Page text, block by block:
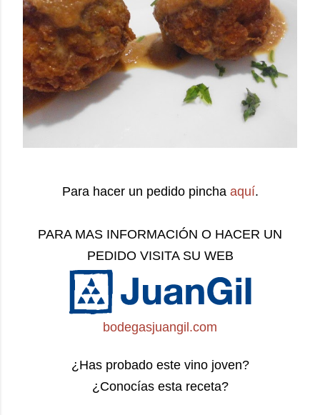
Para hacer un pedido pincha aquí.
PARA MAS INFORMACIÓN O HACER UN
PEDIDO VISITA SU WEB
bodegasjuangil.com
¿Has probado este vino joven?
¿Conocías esta receta?